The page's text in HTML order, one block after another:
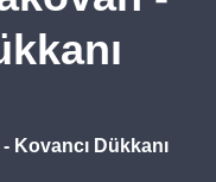
Kovancı Dükkanı